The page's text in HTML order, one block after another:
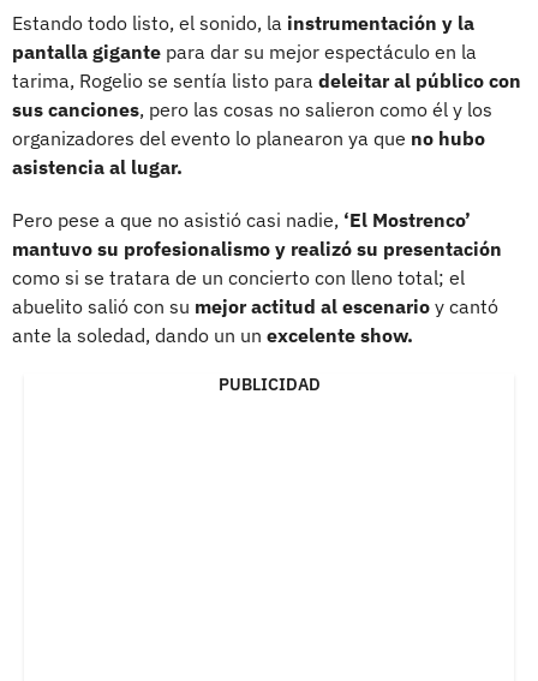
Estando todo listo, el sonido, la instrumentación y la
pantalla gigante para dar su mejor espectáculo en la
tarima, Rogelio se sentía listo para deleitar al público con
sus canciones, pero las cosas no salieron como él y los
organizadores del evento lo planearon ya que no hubo
asistencia al lugar.
Pero pese a que no asistió casi nadie, ‘El Mostrenco’
mantuvo su profesionalismo y realizó su presentación
como si se tratara de un concierto con lleno total; el
abuelito salió con su mejor actitud al escenario y cantó
ante la soledad, dando un un excelente show.
PUBLICIDAD